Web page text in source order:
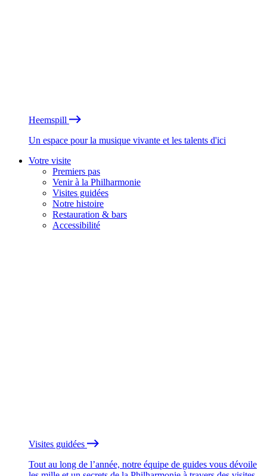
Heemspill
Un espace pour la musique vivante et les talents d'ici
Votre visite
Premiers pas
Venir à la Philharmonie
Visites guidées
Notre histoire
Restauration & bars
Accessibilité
Visites guidées
Tout au long de l’année, notre équipe de guides vous dévoile